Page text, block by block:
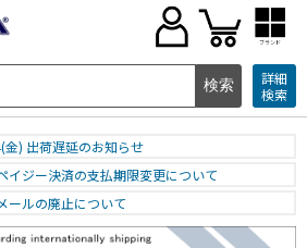
ブランド
詳細
検索
) 出荷遅延のお知らせ
イジー決済の支払期限変更について
ールの廃止について